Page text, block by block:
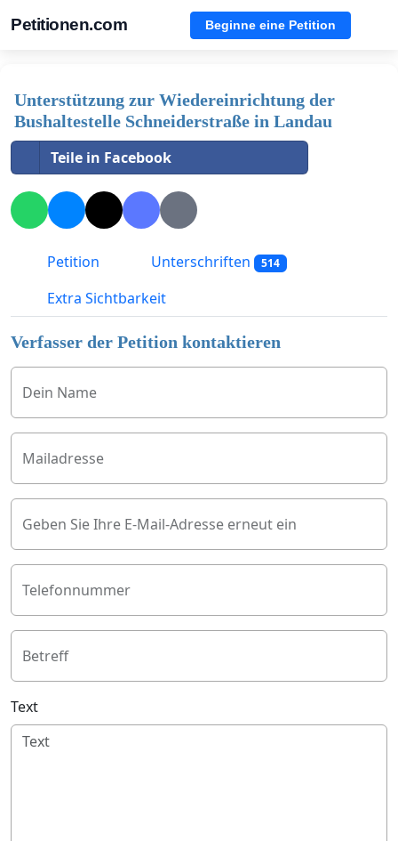
Petitionen.com Beginne eine Petition
Unterstützung zur Wiedereinrichtung der
Bushaltestelle Schneiderstraße in Landau
Teile in Facebook
Petition Unterschriften 514
Extra Sichtbarkeit
Verfasser der Petition kontaktieren
Dein Name
Mailadresse
Geben Sie Ihre E-Mail-Adresse erneut ein
Telefonnummer
Betreff
Text